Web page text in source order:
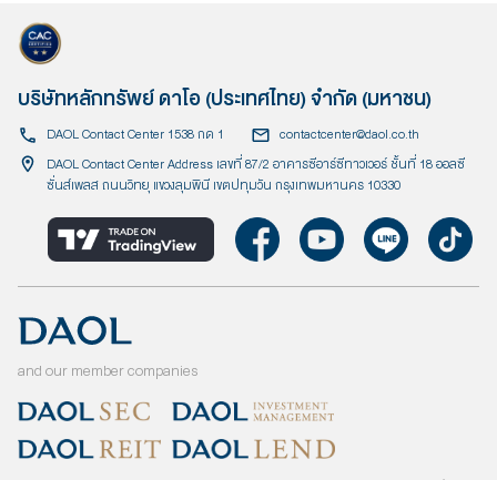
บริษัทหลักทรัพย์ ดาโอ (ประเทศไทย) จำกัด (มหาชน)
DAOL Contact Center 1538 กด 1
contactcenter@daol.co.th
DAOL Contact Center Address เลขที่ 87/2 อาคารซีอาร์ซีทาวเวอร์ ชั้นที่ 18 ออลซี
ซั่นส์เพลส ถนนวิทยุ แขวงลุมพินี เขตปทุมวัน กรุงเทพมหานคร 10330
and our member companies